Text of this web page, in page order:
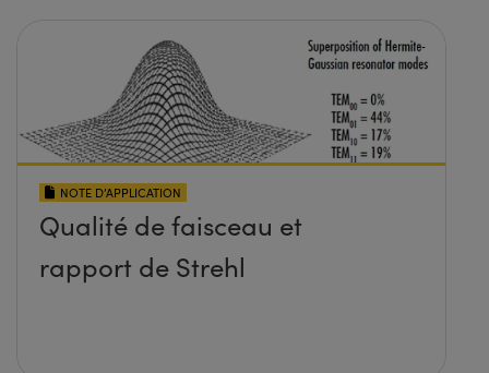
NOTE D’APPLICATION
Qualité de faisceau et
rapport de Strehl